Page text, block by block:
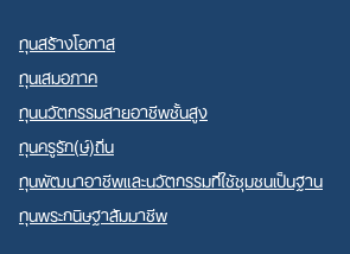
ทุนสร้างโอกาส
ทุนเสมอภาค
ทุนนวัตกรรมสายอาชีพชั้นสูง
ทุนครูรัก(ษ์)ถิ่น
ทุนพัฒนาอาชีพและนวัตกรรมที่ใช้ชุมชนเป็นฐาน
ทุนพระกนิษฐาสัมมาชีพ